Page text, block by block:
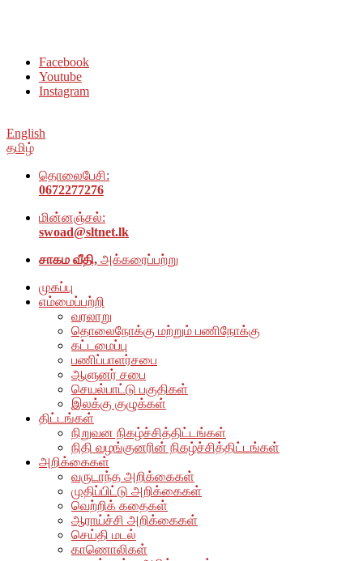
Facebook
Youtube
Instagram
English
தமிழ்
தொலைபேசி:
0672277276
மின்னஞ்சல்:
swoad@sltnet.lk
சாகம வீதி, அக்கரைப்பற்று
முகப்பு
எம்மைப்பற்றி
வரலாறு
தொலைநோக்கு மற்றும் பணிநோக்கு
கட்டமைப்பு
பணிப்பாளர்சபை
ஆளுனர் சபை
செயல்பாட்டு பகுதிகள்
இலக்கு குழுக்கள்
திட்டங்கள்
நிறுவன நிகழ்ச்சித்திட்டங்கள்
நிதி வழங்குனரின் நிகழ்ச்சித்திட்டங்கள்
அறிக்கைகள்
வருடாந்த அறிக்கைகள்
முதிப்பிட்டு அறிக்கைகள்
வெற்றிக் கதைகள்
ஆராய்ச்சி அறிக்கைகள்
செய்தி மடல்
காணொலிகள்